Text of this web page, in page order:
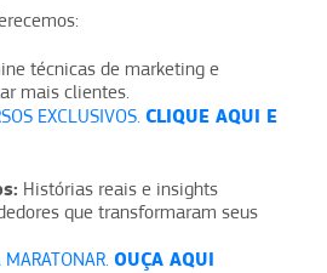
técnicas de marketing e
mais clientes.
EXCLUSIVOS. CLIQUE AQUI E
Histórias reais e insights
que transformaram seus
OUÇA AQUI